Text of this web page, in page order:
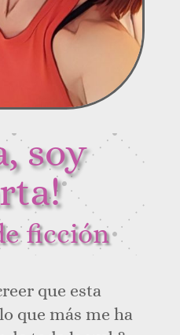
soy
ficción
que esta
que más me ha